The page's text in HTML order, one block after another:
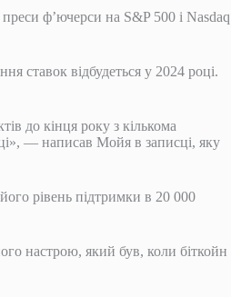
ф’ючерси на S&P 500 і Nasdaq
ставок відбудеться у 2024 році.
до кінця року з кількома
— написав Мойя в записці, яку
рівень підтримки в 20 000
настрою, який був, коли біткойн